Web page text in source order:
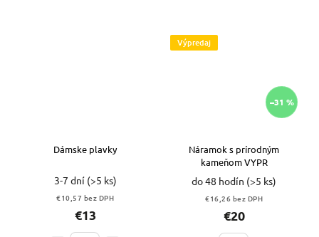
Dámske plavky
3-7 dní (>5 ks)
€10,57 bez DPH
€13
Výpredaj
–31 %
Náramok s prírodným
kameňom VYPR
do 48 hodín (>5 ks)
€16,26 bez DPH
€20